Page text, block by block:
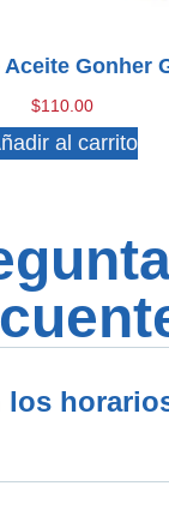
Gonher
$110.00
al carrito
los